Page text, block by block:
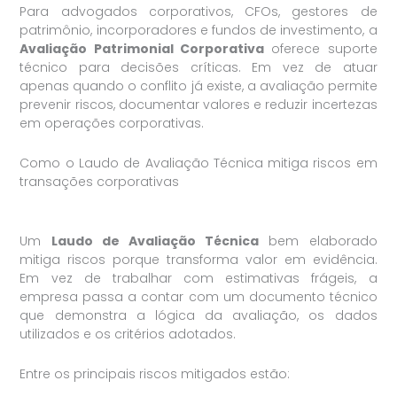
Para advogados corporativos, CFOs, gestores de
patrimônio, incorporadores e fundos de investimento, a
Avaliação Patrimonial Corporativa oferece suporte
técnico para decisões críticas. Em vez de atuar
apenas quando o conflito já existe, a avaliação permite
prevenir riscos, documentar valores e reduzir incertezas
em operações corporativas.
Como o Laudo de Avaliação Técnica mitiga riscos em
transações corporativas
Um Laudo de Avaliação Técnica bem elaborado
mitiga riscos porque transforma valor em evidência.
Em vez de trabalhar com estimativas frágeis, a
empresa passa a contar com um documento técnico
que demonstra a lógica da avaliação, os dados
utilizados e os critérios adotados.
Entre os principais riscos mitigados estão: